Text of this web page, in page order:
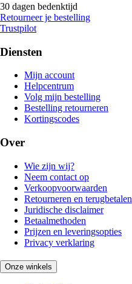
30 dagen bedenktijd
Retourneer je bestelling
Trustpilot
Diensten
Mijn account
Helpcentrum
Volg mijn bestelling
Bestelling retourneren
Kortingscodes
Over
Wie zijn wij?
Neem contact op
Verkoopvoorwaarden
Retourneren en terugbetalen
Juridische disclaimer
Betaalmethoden
Prijzen en leveringsopties
Privacy verklaring
Onze winkels